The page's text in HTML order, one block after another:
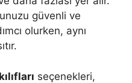
güvenli ve
olurken, aynı
seçenekleri,